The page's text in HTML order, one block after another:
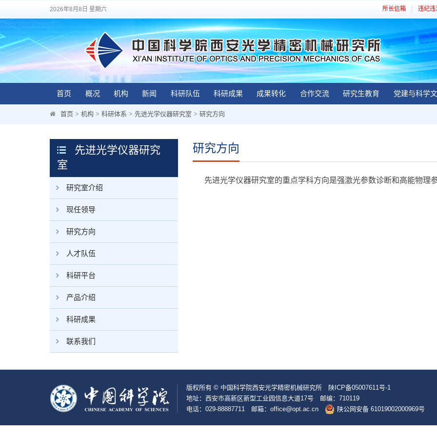
2026年8月8日 星期六 所长信箱 违纪违
首页 概况 机构 新闻 科研队伍 科研成果 成果转化 合作交流 研究生教育 党建与科学
首页 > 机构 > 科研体系 > 先进光学仪器研究室 > 研究方向
先进光学仪器研究
室
研究室介绍
现任领导
研究方向
人才队伍
科研平台
产品介绍
科研成果
联系我们
研究方向
先进光学仪器研究室的重点学科方向是强激光参数诊断和高能物理参
版权所有 © 中国科学院西安光学精密机械研究所 陕ICP备05007611号-1
地址：西安市高新区新型工业园信息大道17号 邮编：710119
电话：029-88887711 邮箱：office@opt.ac.cn
陕公网安备 61019002000969号